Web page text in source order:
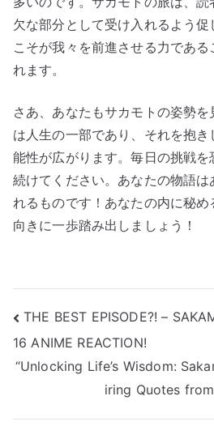
欠な部分として受け入れるよう
こそが我々を前進させる力である
れます。
さあ、あなたもサカモトの姿勢
は人生の一部であり、それを抱
能性が広がります。毎日の挑戦
続けてください。あなたの物語
れるものです！あなたの内に秘
向きに一歩踏み出しましょう！
投
稿
THE BEST EPISODE?! –
16 ANIME REACTION!
“Unlocking Life’s Wisdom:
iring Quotes from